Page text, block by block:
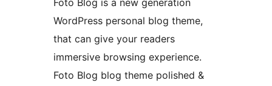
Foto Blog is a new generation
WordPress personal blog theme,
that can give your readers
immersive browsing experience.
Foto Blog blog theme polished &